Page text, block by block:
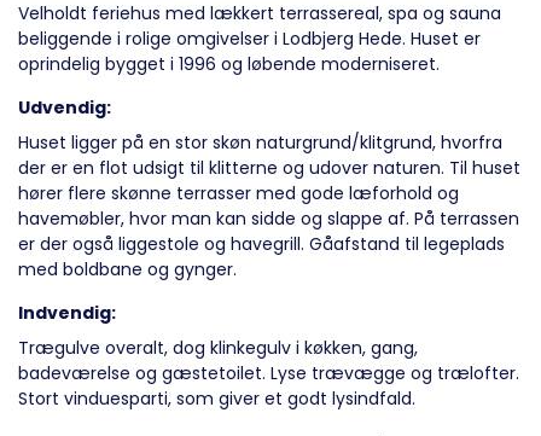
Velholdt feriehus med lækkert terrassereal, spa og sauna
beliggende i rolige omgivelser i Lodbjerg Hede. Huset er
oprindelig bygget i 1996 og løbende moderniseret.
Udvendig:
Huset ligger på en stor skøn naturgrund/klitgrund, hvorfra
der er en flot udsigt til klitterne og udover naturen. Til huset
hører flere skønne terrasser med gode læforhold og
havemøbler, hvor man kan sidde og slappe af. På terrassen
er der også liggestole og havegrill. Gåafstand til legeplads
med boldbane og gynger.
Indvendig:
Trægulve overalt, dog klinkegulv i køkken, gang,
badeværelse og gæstetoilet. Lyse trævægge og trælofter.
Stort vinduesparti, som giver et godt lysindfald.